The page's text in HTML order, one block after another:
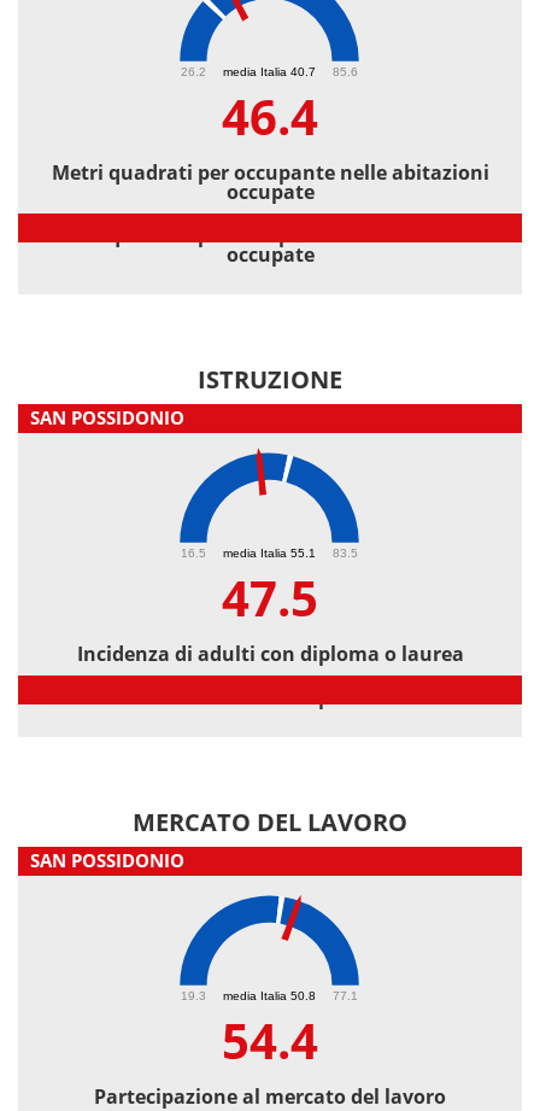
media Italia 40.7
26.2 85.6
46.4
Metri quadrati per occupante nelle abitazioni
occupate
occupate
ISTRUZIONE
SAN POSSIDONIO
media Italia 55.1
16.5 83.5
47.5
Incidenza di adulti con diploma o laurea
MERCATO DEL LAVORO
SAN POSSIDONIO
media Italia 50.8
19.3 77.1
54.4
Partecipazione al mercato del lavoro